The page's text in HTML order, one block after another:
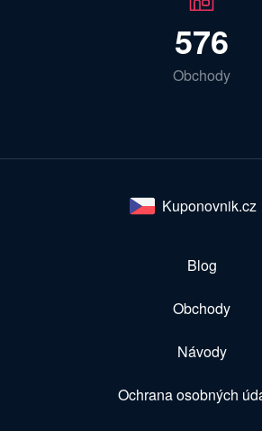
576
Obchody
Kuponovnik.cz
Blog
Obchody
Návody
Ochrana osobných